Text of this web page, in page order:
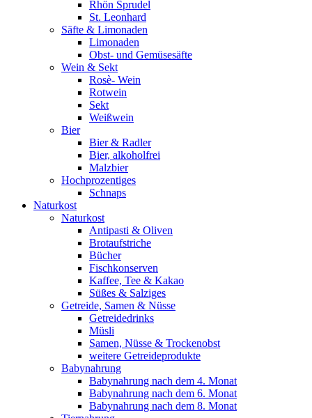
Rhön Sprudel
St. Leonhard
Säfte & Limonaden
Limonaden
Obst- und Gemüsesäfte
Wein & Sekt
Rosè- Wein
Rotwein
Sekt
Weißwein
Bier
Bier & Radler
Bier, alkoholfrei
Malzbier
Hochprozentiges
Schnaps
Naturkost
Naturkost
Antipasti & Oliven
Brotaufstriche
Bücher
Fischkonserven
Kaffee, Tee & Kakao
Süßes & Salziges
Getreide, Samen & Nüsse
Getreidedrinks
Müsli
Samen, Nüsse & Trockenobst
weitere Getreideprodukte
Babynahrung
Babynahrung nach dem 4. Monat
Babynahrung nach dem 6. Monat
Babynahrung nach dem 8. Monat